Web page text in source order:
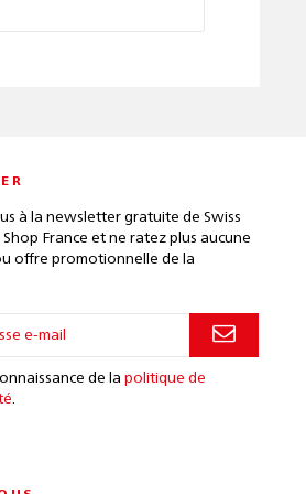
à la newsletter gratuite de Swiss
France et ne ratez plus aucune
offre promotionnelle de la
de la politique de
.